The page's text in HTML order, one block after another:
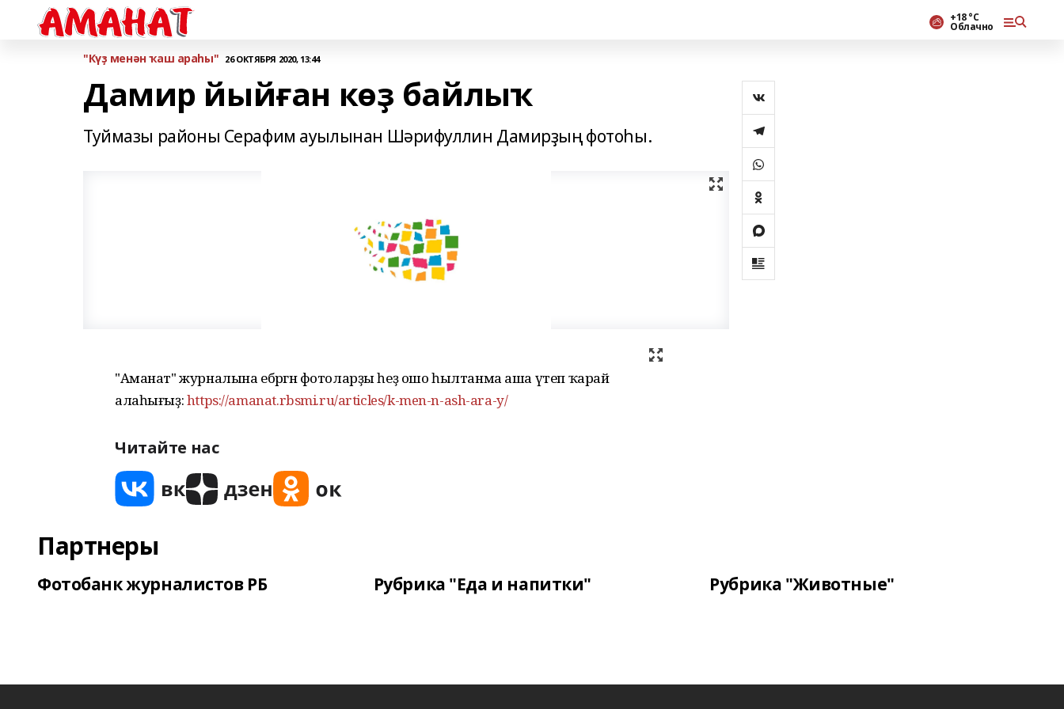
+18 °С
Облачно
"Күҙ менән ҡаш араһы" 26 ОКТЯБРЯ 2020, 13:44
Дамир йыйған көҙ байлыҡ
Туймазы районы Серафим ауылынан Шәрифуллин Дамирҙың фотоһы.
"Аманат" журналына ебәргән фотоларҙы һеҙ ошо һылтанма аша үтеп ҡарай
алаһығыҙ:https://amanat.rbsmi.ru/articles/k-men-n-ash-ara-y/
Читайте нас
Партнеры
Фотобанк журналистов РБ Рубрика "Еда и напитки" Рубрика "Животные"